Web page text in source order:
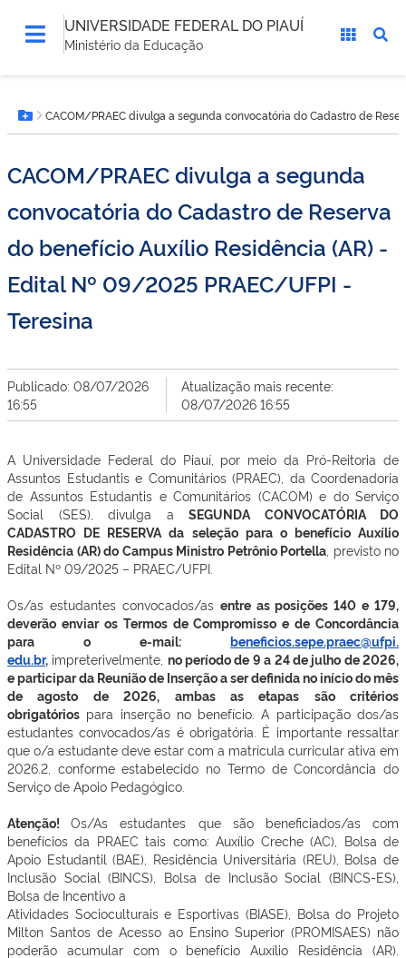
UNIVERSIDADE FEDERAL DO PIAUÍ
Ministério da Educação
está
aqui:Botão Menu
CACOM/PRAEC divulga a segunda convocatória do Cadastro de
CACOM/PRAEC divulga a segunda
convocatória do Cadastro de Reserva
do benefício Auxílio Residência (AR) -
Edital Nº 09/2025 PRAEC/UFPI -
Teresina
Publicado: 08/07/2026
16:55
Atualização mais recente:
08/07/2026 16:55
A Universidade Federal do Piauí, por meio da Pró-Reitoria de
Assuntos Estudantis e Comunitários (PRAEC), da Coordenadoria
de Assuntos Estudantis e Comunitários (CACOM) e do Serviço
Social (SES), divulga a SEGUNDA CONVOCATÓRIA DO
CADASTRO DE RESERVA da seleção para o benefício Auxílio
Residência (AR) do Campus Ministro Petrônio Portella , previsto no
Edital Nº 09/2025 – PRAEC/UFPI.
Os/as estudantes convocados/as entre as posições 140 e 179,
deverão enviar os Termos de Compromisso e de Concordância
para o e-mail:
beneficios.sepe.praec@ufpi.
edu.br, impreterivelmente, no período de 9 a 24 de julho de 2026,
e participar da Reunião de Inserção a ser definida no início do mês
de agosto de 2026, ambas as etapas são critérios
obrigatórios para inserção no benefício. A participação dos/as
estudantes convocados/as é obrigatória. É importante ressaltar
que o/a estudante deve estar com a matrícula curricular ativa em
2026.2, conforme estabelecido no Termo de Concordância do
Serviço de Apoio Pedagógico.
Atenção!
Os/As estudantes que são beneficiados/as com
benefícios da PRAEC tais como: Auxílio Creche (AC), Bolsa de
Apoio Estudantil (BAE), Residência Universitária (REU), Bolsa de
Inclusão Social (BINCS), Bolsa de Inclusão Social (BINCS-ES),
Bolsa de Incentivo a
Atividades Socioculturais e Esportivas (BIASE), Bolsa do Projeto
Milton Santos de Acesso ao Ensino Superior (PROMISAES) não
poderão acumular com o benefício Auxílio Residência (AR).